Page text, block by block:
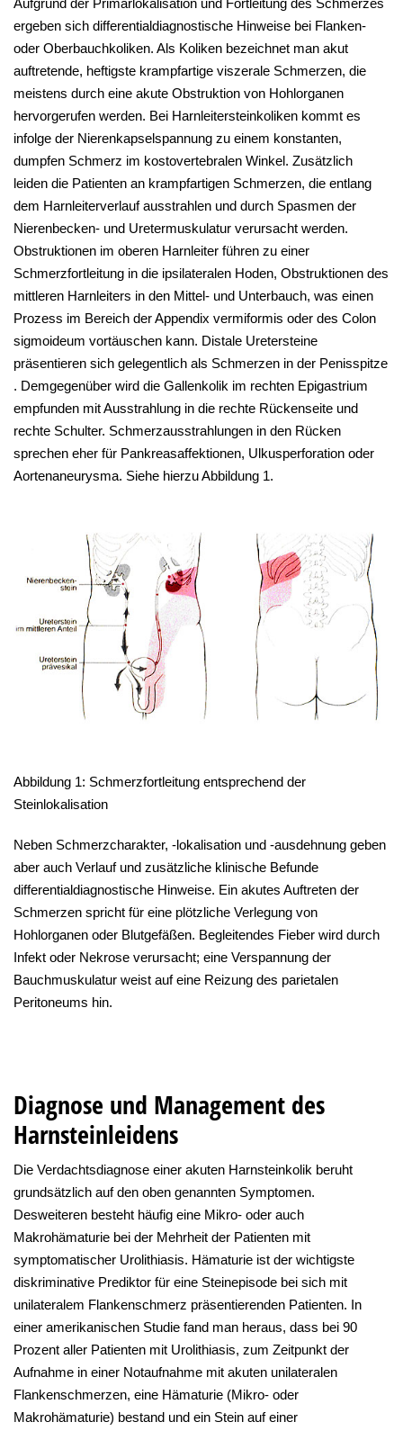
Aufgrund der Primärlokalisation und Fortleitung des Schmerzes
ergeben sich differentialdiagnostische Hinweise bei Flanken-
oder Oberbauchkoliken. Als Koliken bezeichnet man akut
auftretende, heftigste krampfartige viszerale Schmerzen, die
meistens durch eine akute Obstruktion von Hohlorganen
hervorgerufen werden. Bei Harnleitersteinkoliken kommt es
infolge der Nierenkapselspannung zu einem konstanten,
dumpfen Schmerz im kostovertebralen Winkel. Zusätzlich
leiden die Patienten an krampfartigen Schmerzen, die entlang
dem Harnleiterverlauf ausstrahlen und durch Spasmen der
Nierenbecken- und Uretermuskulatur verursacht werden.
Obstruktionen im oberen Harnleiter führen zu einer
Schmerzfortleitung in die ipsilateralen Hoden, Obstruktionen des
mittleren Harnleiters in den Mittel- und Unterbauch, was einen
Prozess im Bereich der Appendix vermiformis oder des Colon
sigmoideum vortäuschen kann. Distale Uretersteine
präsentieren sich gelegentlich als Schmerzen in der Penisspitze
. Demgegenüber wird die Gallenkolik im rechten Epigastrium
empfunden mit Ausstrahlung in die rechte Rückenseite und
rechte Schulter. Schmerzausstrahlungen in den Rücken
sprechen eher für Pankreasaffektionen, Ulkusperforation oder
Aortenaneurysma. Siehe hierzu Abbildung 1.
Abbildung 1: Schmerzfortleitung entsprechend der
Steinlokalisation
Neben Schmerzcharakter, -lokalisation und -ausdehnung geben
aber auch Verlauf und zusätzliche klinische Befunde
differentialdiagnostische Hinweise. Ein akutes Auftreten der
Schmerzen spricht für eine plötzliche Verlegung von
Hohlorganen oder Blutgefäßen. Begleitendes Fieber wird durch
Infekt oder Nekrose verursacht; eine Verspannung der
Bauchmuskulatur weist auf eine Reizung des parietalen
Peritoneums hin.
Diagnose und Management des
Harnsteinleidens
Die Verdachtsdiagnose einer akuten Harnsteinkolik beruht
grundsätzlich auf den oben genannten Symptomen.
Desweiteren besteht häufig eine Mikro- oder auch
Makrohämaturie bei der Mehrheit der Patienten mit
symptomatischer Urolithiasis. Hämaturie ist der wichtigste
diskriminative Prediktor für eine Steinepisode bei sich mit
unilateralem Flankenschmerz präsentierenden Patienten. In
einer amerikanischen Studie fand man heraus, dass bei 90
Prozent aller Patienten mit Urolithiasis, zum Zeitpunkt der
Aufnahme in einer Notaufnahme mit akuten unilateralen
Flankenschmerzen, eine Hämaturie (Mikro- oder
Makrohämaturie) bestand und ein Stein auf einer